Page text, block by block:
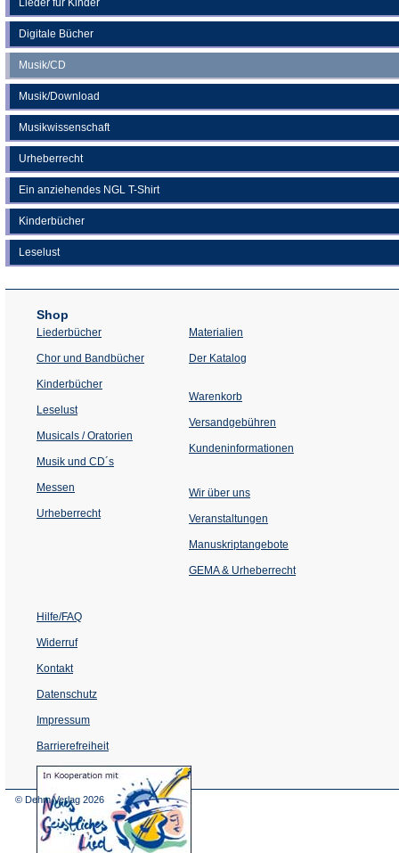
Digitale Bücher
Musik/CD
Musik/Download
Musikwissenschaft
Urheberrecht
Ein anziehendes NGL T-Shirt
Kinderbücher
Leselust
Shop
Liederbücher
Chor und Bandbücher
Kinderbücher
Leselust
Musicals / Oratorien
Musik und CD´s
Messen
Urheberrecht
Materialien
Der Katalog
Warenkorb
Versandgebühren
Kundeninformationen
Wir über uns
Veranstaltungen
einem
Tab)
Manuskriptangebote
GEMA & Urheberrecht
Hilfe/FAQ
Widerruf
Kontakt
Datenschutz
Impressum
Barrierefreiheit
(Öffnet
in
© Dehm Verlag 2026